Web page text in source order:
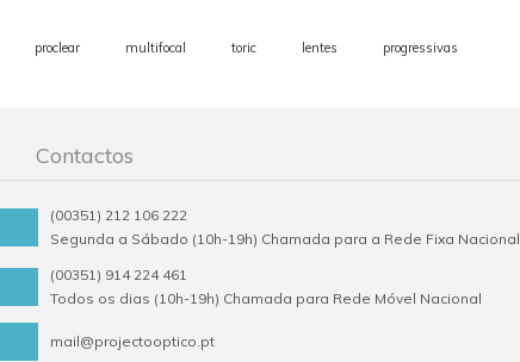
proclear multifocal toric lentes progressivas
Contactos
(00351) 212 106 222
Segunda a Sábado (10h-19h) Chamada para a Rede Fixa Nacional
(00351) 914 224 461
Todos os dias (10h-19h) Chamada para Rede Móvel Nacional
mail@projectooptico.pt